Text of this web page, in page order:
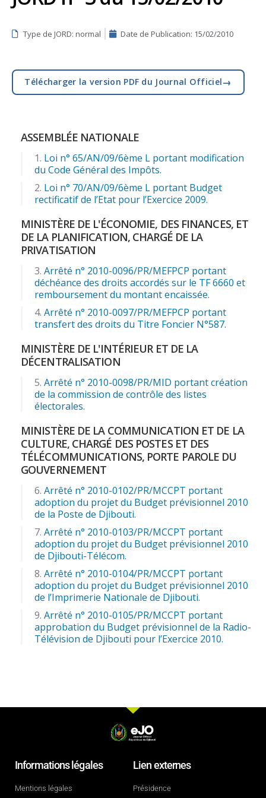
Type de JORD: normal Date de Publication: 15/02/2010
Télécharger la version PDF du Journal Officiel→
ASSEMBLÉE NATIONALE
Loi n° 65/AN/09/6ème L portant modification
du Code Général des Impôts.
Loi n° 70/AN/09/6ème L portant Budget
rectificatif de l’Etat pour l’Exercice 2009.
MINISTÈRE DE L'ÉCONOMIE, DES FINANCES, ET
DE LA PLANIFICATION, CHARGÉ DE LA
PRIVATISATION
Arrêté n° 2010-0096/PR/MEFPCP portant
déchéance des droits accordés sur le TF 6660 et
remboursement du montant encaissée.
Arrêté n° 2010-0097/PR/MEFPCP portant
transfert des droits du Titre Foncier N°587.
MINISTÈRE DE L'INTÉRIEUR ET DE LA
DÉCENTRALISATION
Arrêté n° 2010-0098/PR/MID portant création
de la commission de contrôle des listes
électorales.
MINISTÈRE DE LA COMMUNICATION ET DE LA
CULTURE, CHARGÉ DES POSTES ET DES
TÉLÉCOMMUNICATIONS, PORTE PAROLE DU
GOUVERNEMENT
Arrêté n° 2010-0102/PR/MCCPT portant
adoption du projet du Budget prévisionnel 2010
de la Poste de Djibouti.
Arrêté n° 2010-0103/PR/MCCPT portant
adoption du projet du Budget prévisionnel 2010
de Djibouti-Télécom.
Arrêté n° 2010-0104/PR/MCCPT portant
adoption du projet du Budget prévisionnel 2010
de l’Imprimerie Nationale de Djibouti.
Arrêté n° 2010-0105/PR/MCCPT portant
approbation du Budget prévisionnel de la Radio-
Télévision de Djibouti pour l’Exercice 2010.
Informations légales
Mentions légales
Lien externes
Présidence